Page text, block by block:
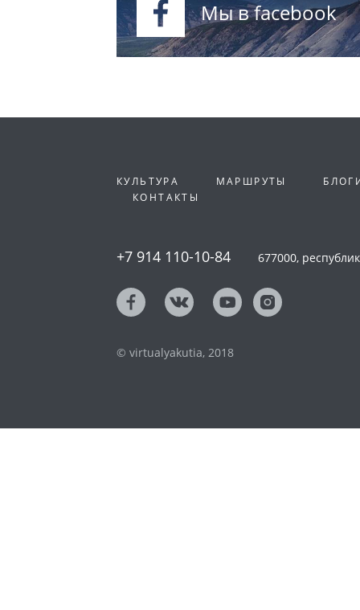
Мы в facebook
КУЛЬТУРА МАРШРУТЫ
КОНТАКТЫ
+7 914 110-10-84 677000,
© virtualyakutia, 2018